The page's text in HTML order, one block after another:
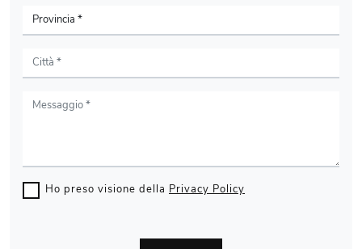
Ho preso visione della Privacy Policy